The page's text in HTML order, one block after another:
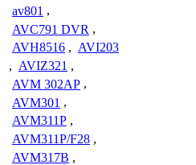
av801 ,
AVC791 DVR ,
AVH8516 , AVI203
, AVIZ321 ,
AVM 302AP ,
AVM301 ,
AVM311P ,
AVM311P/F28 ,
AVM317B ,